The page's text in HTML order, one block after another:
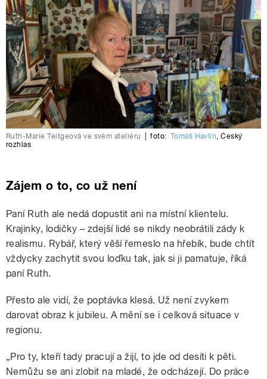
Ruth-Marie Teitgeová ve svém ateliéru foto: Tomáš Havlín,Český
rozhlas
Zájem o to, co už není
Paní Ruth ale nedá dopustit ani na místní klientelu.
Krajinky, lodičky – zdejší lidé se nikdy neobrátili zády k
realismu. Rybář, který věší řemeslo na hřebík, bude chtít
vždycky zachytit svou loďku tak, jak si ji pamatuje, říká
paní Ruth.
Přesto ale vidí, že poptávka klesá. Už není zvykem
darovat obraz k jubileu. A mění se i celková situace v
regionu.
„Pro ty, kteří tady pracují a žijí, to jde od desíti k pěti.
Nemůžu se ani zlobit na mladé, že odcházejí. Do práce